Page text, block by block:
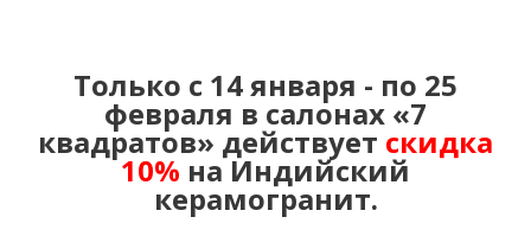
Только с 14 января - по 25
февраля в салонах «7
квадратов» действует скидка
10% на Индийский
керамогранит.